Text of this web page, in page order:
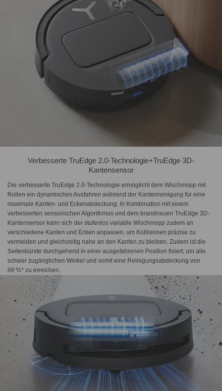
Verbesserte TruEdge 2.0-Technologie+TruEdge 3D-
Kantensensor
Die verbesserte TruEdge 2.0-Technologie ermöglicht dem Wischmopp mit
Rollen ein dynamisches Ausfahren während der Kantenreinigung für eine
maximale Kanten- und Eckenabdeckung. In Kombination mit einem
verbesserten sensorischen Algorithmus und dem brandneuen TruEdge 3D-
Kantensensor kann sich der stufenlos variable Wischmopp zudem an
verschiedene Kanten und Ecken anpassen, um Kollisionen präzise zu
vermeiden und gleichzeitig nahe an den Kanten zu bleiben. Zudem ist die
Seitenbürste durchgehend in einer ausgefahrenen Position fixiert, um alle
schwer zugänglichen Winkel und somit eine Reinigungsabdeckung von
99 %* zu erreichen.